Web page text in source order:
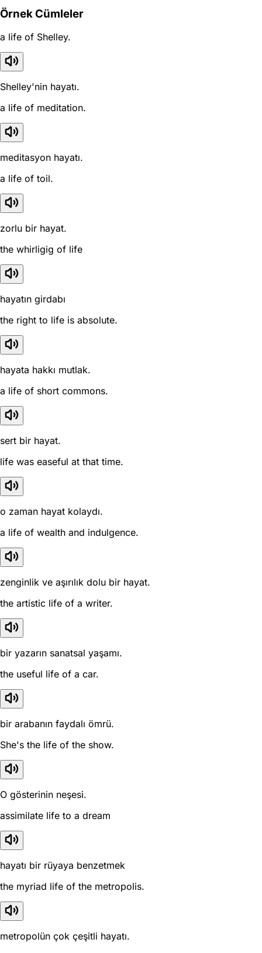
Örnek Cümleler
a life of Shelley.
Shelley'nin hayatı.
a life of meditation.
meditasyon hayatı.
a life of toil.
zorlu bir hayat.
the whirligig of life
hayatın girdabı
the right to life is absolute.
hayata hakkı mutlak.
a life of short commons.
sert bir hayat.
life was easeful at that time.
o zaman hayat kolaydı.
a life of wealth and indulgence.
zenginlik ve aşırılık dolu bir hayat.
the artistic life of a writer.
bir yazarın sanatsal yaşamı.
the useful life of a car.
bir arabanın faydalı ömrü.
She's the life of the show.
O gösterinin neşesi.
assimilate life to a dream
hayatı bir rüyaya benzetmek
the myriad life of the metropolis.
metropolün çok çeşitli hayatı.